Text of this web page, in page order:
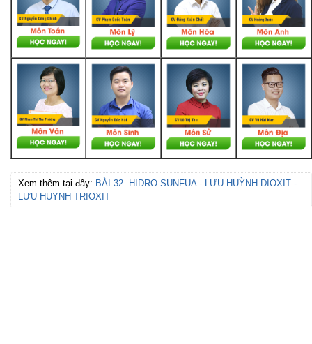
Xem thêm tại đây: BÀI 32. HIDRO SUNFUA - LƯU HUỲNH DIOXIT -
LƯU HUYNH TRIOXIT